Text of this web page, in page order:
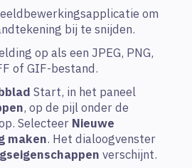
om
bij te snijden.
op als een JPEG, PNG,
of GIF-bestand.
Start, in het paneel
, op de pijl onder de
Selecteer Nieuwe
maken. Het dialoogvenster
verschijnt.